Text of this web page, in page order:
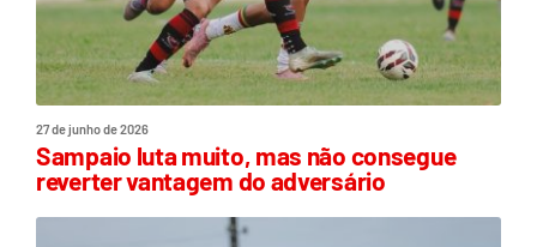
27 de junho de 2026
Sampaio luta muito, mas não consegue
reverter vantagem do adversário